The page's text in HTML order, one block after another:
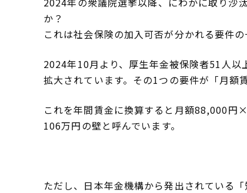
か？
これは社会保険の加入可否が分かれる要件
2024年10月より、厚生年金被保険者51人
拡大されています。その1つの要件が「月額
これを年間賃金に換算すると月額88,000円
106万円の壁と呼んでいます。
ただし、日本年金機構から発出されている